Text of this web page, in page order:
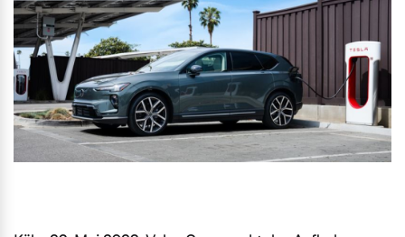
Mild-Hybrid
4 Modelle
Editionsmodelle
Volvo Gebrauchtwagenbörse
Gebrauchtwagen
Volvo kauft Ihr Auto
Kontakt und Anfahrt
Karriere
Unsere News & Events